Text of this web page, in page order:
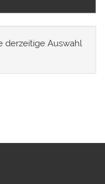
derzeitige Auswahl